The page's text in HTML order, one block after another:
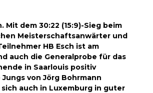
Mit dem 30:22 (15:9)-Sieg beim
Meisterschaftsanwärter und
HB Esch ist am
auch die Generalprobe für das
in Saarlouis positiv
von Jörg Bohrmann
auch in Luxemburg in guter